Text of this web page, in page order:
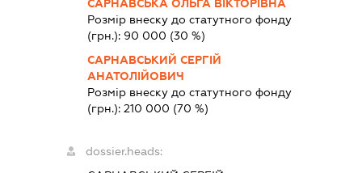
САРНАВСЬКА ОЛЬГА ВІКТОРІВНА
Розмір внеску до статутного фонду
(грн.): 90 000 (30 %)
САРНАВСЬКИЙ СЕРГІЙ
АНАТОЛІЙОВИЧ
Розмір внеску до статутного фонду
(грн.):210 000 (70 %)
dossier.heads: